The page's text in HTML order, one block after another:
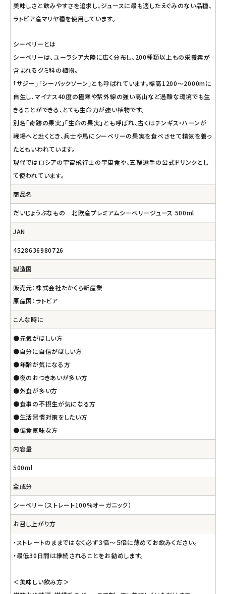
美味しさと飲みやすさを追求し、ジュースに最も適したえぐみのない品種、
ラトビア産マリヤ種を使用しています。
シーベリーとは
シーベリーは、ユーラシア大陸に広く分布し、200種類以上もの栄養素が
含まれるグミ科の植物。
「サジー」「シーバックソーン」とも呼ばれています。標高1200～2000mに
自生し、マイナス40度の極寒や紫外線の強い高山など過酷な環境でも生
きることができる、とても生命力が強い植物です。
別名「奇跡の果実」「生命の果実」とも呼ばれ、古くはチンギス・ハーンが
戦場へと赴くとき、兵士や馬にシーベリーの果実を食べさせて精気を養っ
たともいわれています。
現代ではロシアの宇宙飛行士の宇宙食や、五輪選手の公式ドリンクとし
て使われています。
商品名
だいじょうぶなもの 北欧産プレミアムシーベリージュース 500ml
JAN
4528636980726
製造国
販売元：株式会社たかくら新産業
原産国：ラトビア
こんな時に
●元気がほしい方
●自分に自信がほしい方
●年齢が気になる方
●夜のおつきあいが多い方
●外食が多い方
●食事の不摂生が気になる方
●生活習慣対策をしたい方
●偏食気味な方
内容量
500ml
全成分
シーベリー（ストレート100%オーガニック）
お召し上がり方
・ストレートのままではなく必ず３倍～５倍に薄めてお飲みください。
・最低30日間は継続されることをお勧めします。
＜美味しい飲み方＞